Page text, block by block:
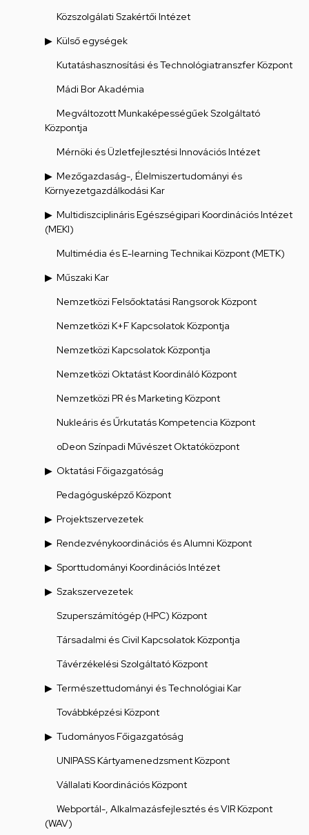
Közszolgálati Szakértői Intézet
Külső egységek
Kutatáshasznosítási és Technológiatranszfer Központ
Mádi Bor Akadémia
Megváltozott Munkaképességűek Szolgáltató
Központja
Mérnöki és Üzletfejlesztési Innovációs Intézet
Mezőgazdaság-, Élelmiszertudományi és
Környezetgazdálkodási Kar
Multidiszciplináris Egészségipari Koordinációs Intézet
(MEKI)
Multimédia és E-learning Technikai Központ (METK)
Műszaki Kar
Nemzetközi Felsőoktatási Rangsorok Központ
Nemzetközi K+F Kapcsolatok Központja
Nemzetközi Kapcsolatok Központja
Nemzetközi Oktatást Koordináló Központ
Nemzetközi PR és Marketing Központ
Nukleáris és Űrkutatás Kompetencia Központ
oDeon Színpadi Művészet Oktatóközpont
Oktatási Főigazgatóság
Pedagógusképző Központ
Projektszervezetek
Rendezvénykoordinációs és Alumni Központ
Sporttudományi Koordinációs Intézet
Szakszervezetek
Szuperszámítógép (HPC) Központ
Társadalmi és Civil Kapcsolatok Központja
Távérzékelési Szolgáltató Központ
Természettudományi és Technológiai Kar
Továbbképzési Központ
Tudományos Főigazgatóság
UNIPASS Kártyamenedzsment Központ
Vállalati Koordinációs Központ
Webportál-, Alkalmazásfejlesztés és VIR Központ
(WAV)